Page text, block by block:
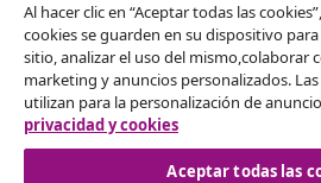
Desistir del contrato
Solicita la cancelación de tu
Desistir del
Al hacer clic en “Aceptar todas las
cookies se guarden en su dispositivo
sitio, analizar el uso del mismo,colaborar
marketing y anuncios personalizados.
utilizan para la personalización de
privacidad y cookies
Aceptar todas las